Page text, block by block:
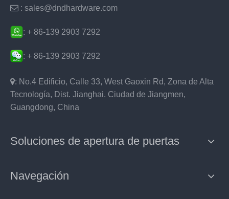
 : sales@dndhardware.com
: + 86-139 2903 7292
: + 86-139 2903 7292
: No.4 Edificio, Calle 33, West Gaoxin Rd, Zona de Alta
Tecnología, Dist. Jianghai. Ciudad de Jiangmen,
Guangdong, China
Soluciones de apertura de puertas
Navegación